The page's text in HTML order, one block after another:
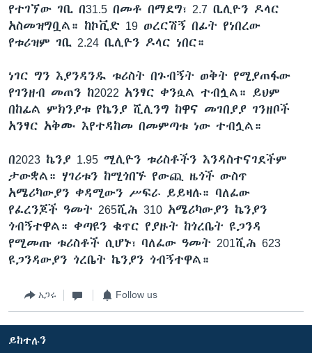
የተገኘው ገቢ በ31.5 በመቶ በማደግ፣ 2.7 ቢሊዮን ዶላር
አስመዝግቧል። ከኮቪድ 19 ወረርሽኝ በፊት የነበረው
የቱሪዝም ገቢ 2.24 ቢሊዮን ዶላር ነበር።
ነገር ግን እያንዳንዱ ቱሪስት በጉብኝት ወቅት የሚያጠፋው
የገንዘብ መጠን ከ2022 አንፃር ቀንሷል ተብሏል። ይህም
በከፊል ምክንያቱ የኬንያ ሺሊንግ ከዋና መገበያያ ገንዘቦች
አንፃር አቅሙ እየተዳከመ በመምጣቱ ነው ተብሏል።
በ2023 ኬንያ 1.95 ሚሊዮን ቱሪስቶችን እንዳስተናገደችም
ታውቋል። ሃገሪቱን ከሚጎበኙ የውጪ ዜጎች ውስጥ
አሜሪካውያን ቀዳሚውን ሥፍራ ይይዛሉ። ባለፈው
የፈረንጆች ዓመት 265ሺሕ 310 አሜሪካውያን ኬንያን
ጎብኝተዋል። ቀጣዩን ቁጥር የያዙት ከጎረቤት ዩጋንዳ
የሚመጡ ቱሪስቶች ሲሆኑ፣ ባለፈው ዓመት 201ሺሕ 623
ዩጋንዳውያን ጎረቤት ኬንያን ጎብኝተዋል።
አጋሩ Follow us
ይከተሉን